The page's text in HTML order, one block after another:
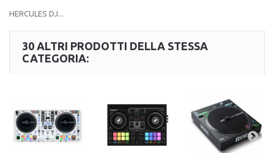
HERCULES DJ...
30 ALTRI PRODOTTI DELLA STESSA
CATEGORIA: